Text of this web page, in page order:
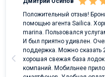
Положительный отзыв!
помощью агента Sailica.
marina. Пользовался
И был приятно удивлен.
поддержка. Можно сказать
хорошая свежая база
компаний. Мобильнее